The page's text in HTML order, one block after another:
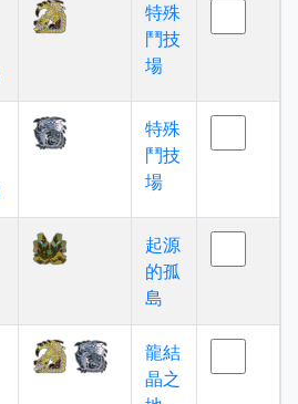
特殊
鬥技
場
特殊
鬥技
場
起源
的孤
島
龍結
晶之